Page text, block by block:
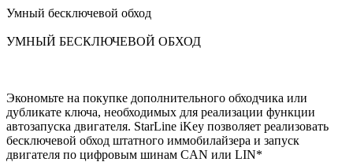
Умный бесключевой обход
УМНЫЙ БЕСКЛЮЧЕВОЙ ОБХОД
Экономьте на покупке дополнительного обходчика или
дубликате ключа, необходимых для реализации функции
автозапуска двигателя. StarLine iKey позволяет реализовать
бесключевой обход штатного иммобилайзера и запуск
двигателя по цифровым шинам CAN или LIN*